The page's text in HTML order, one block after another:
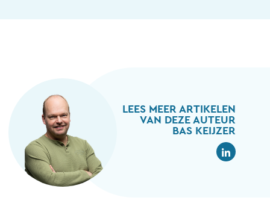
LEES MEER ARTIKELEN
VAN DEZE AUTEUR
BAS KEIJZER